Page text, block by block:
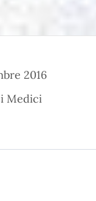
2016
Medici